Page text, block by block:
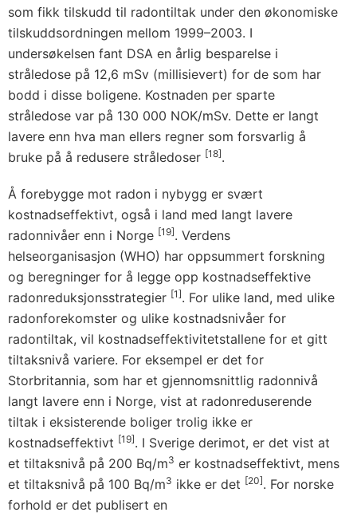
som fikk tilskudd til radontiltak under den økonomiske
tilskuddsordningen mellom 1999–2003. I
undersøkelsen fant DSA en årlig besparelse i
stråledose på 12,6 mSv (millisievert) for de som har
bodd i disse boligene. Kostnaden per sparte
stråledose var på 130 000 NOK/mSv. Dette er langt
lavere enn hva man ellers regner som forsvarlig å
bruke på å redusere stråledoser [18].
Å forebygge mot radon i nybygg er svært
kostnadseffektivt, også i land med langt lavere
radonnivåer enn i Norge [19]. Verdens
helseorganisasjon (WHO) har oppsummert forskning
og beregninger for å legge opp kostnadseffektive
radonreduksjonsstrategier [1]. For ulike land, med ulike
radonforekomster og ulike kostnadsnivåer for
radontiltak, vil kostnadseffektivitetstallene for et gitt
tiltaksnivå variere. For eksempel er det for
Storbritannia, som har et gjennomsnittlig radonnivå
langt lavere enn i Norge, vist at radonreduserende
tiltak i eksisterende boliger trolig ikke er
kostnadseffektivt [19]. I Sverige derimot, er det vist at
et tiltaksnivå på 200 Bq/m3 er kostnadseffektivt, mens
et tiltaksnivå på 100 Bq/m3 ikke er det [20]. For norske
forhold er det publisert en